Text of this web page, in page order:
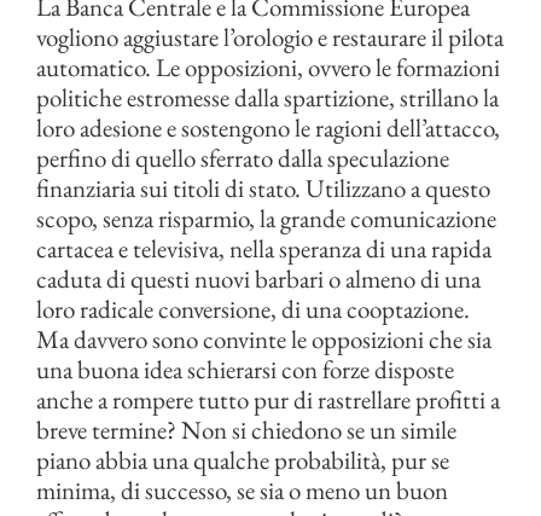
La Banca Centrale e la Commissione Europea
vogliono aggiustare l’orologio e restaurare il pilota
automatico. Le opposizioni, ovvero le formazioni
politiche estromesse dalla spartizione, strillano la
loro adesione e sostengono le ragioni dell’attacco,
perfino di quello sferrato dalla speculazione
finanziaria sui titoli di stato. Utilizzano a questo
scopo, senza risparmio, la grande comunicazione
cartacea e televisiva, nella speranza di una rapida
caduta di questi nuovi barbari o almeno di una
loro radicale conversione, di una cooptazione.
Ma davvero sono convinte le opposizioni che sia
una buona idea schierarsi con forze disposte
anche a rompere tutto pur di rastrellare profitti a
breve termine? Non si chiedono se un simile
piano abbia una qualche probabilità, pur se
minima, di successo, se sia o meno un buon